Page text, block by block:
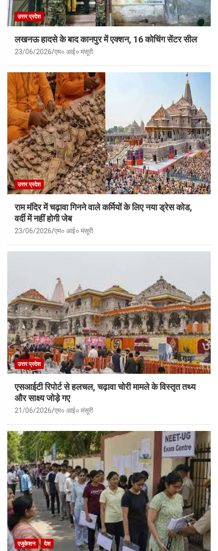
उत्तर प्रदेश
लखनऊ हादसे के बाद कानपुर में एक्शन, 16 कोचिंग सेंटर सील
23/06/2026 एम० आई० मंसूरी
उत्तर प्रदेश
राम मंदिर में चढ़ावा गिनने वाले कर्मियों के लिए नया ड्रेस कोड,
वर्दी में नहीं होगी जेब
23/06/2026 एम० आई० मंसूरी
उत्तर प्रदेश
एसआईटी रिपोर्ट से हलचल, चढ़ावा चोरी मामले के विस्तृत तथ्य
और साक्ष्य जोड़े गए
21/06/2026 एम० आई० मंसूरी
एजुकेशन देश